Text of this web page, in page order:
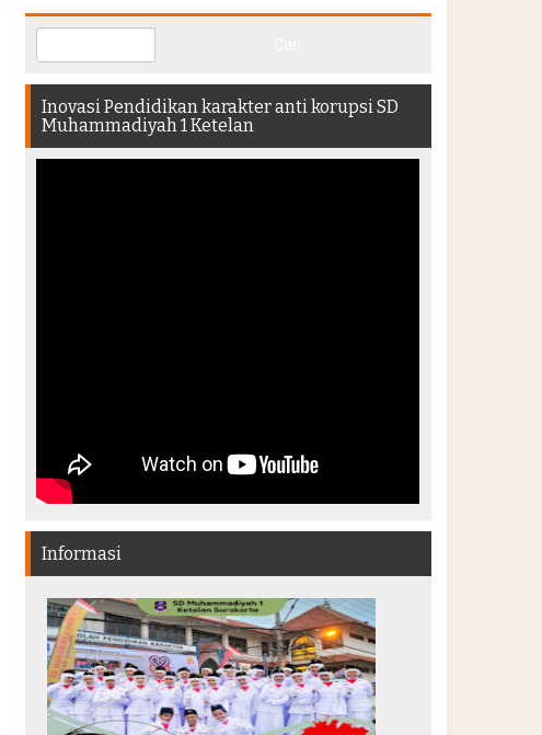
Inovasi Pendidikan karakter anti korupsi SD
Muhammadiyah 1 Ketelan
Informasi